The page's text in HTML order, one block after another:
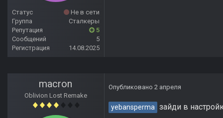
Статус
Не в сети
Группа
Сталкеры
Репутация
5
Сообщений
5
Регистрация
14.08.2025
macron
Oblivion Lost Remake
Опубликовано 2 апреля
yebansperma зайди в